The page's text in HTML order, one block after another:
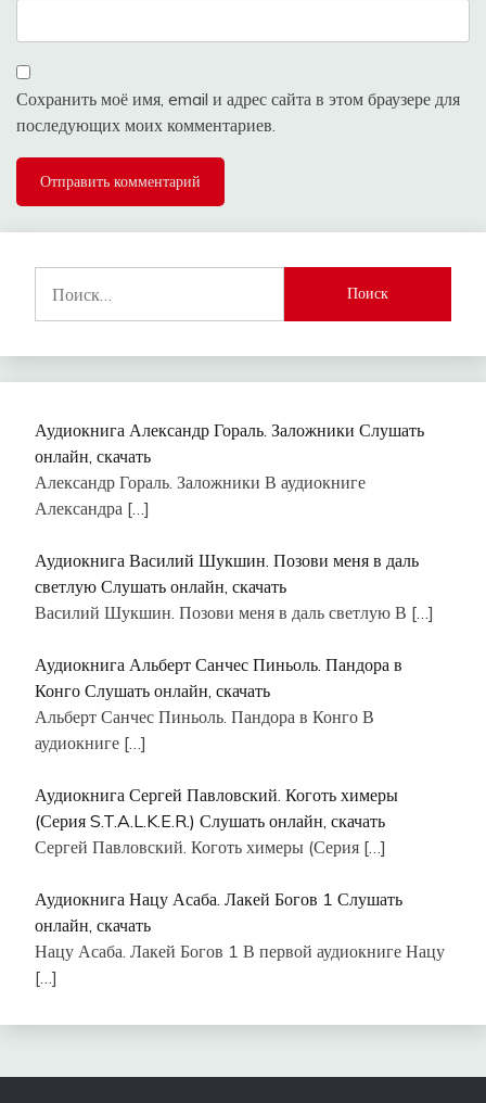
Сохранить моё имя, email и адрес сайта в этом браузере для
последующих моих комментариев.
Аудиокнига Александр Гораль. Заложники Слушать
онлайн, скачать
Александр Гораль. Заложники В аудиокниге
Александра […]
Аудиокнига Василий Шукшин. Позови меня в даль
светлую Слушать онлайн, скачать
Василий Шукшин. Позови меня в даль светлую В […]
Аудиокнига Альберт Санчес Пиньоль. Пандора в
Конго Слушать онлайн, скачать
Альберт Санчес Пиньоль. Пандора в Конго В
аудиокниге […]
Аудиокнига Сергей Павловский. Коготь химеры
(Серия S.T.A.L.K.E.R.) Слушать онлайн, скачать
Сергей Павловский. Коготь химеры (Серия […]
Аудиокнига Нацу Асаба. Лакей Богов 1 Слушать
онлайн, скачать
Нацу Асаба. Лакей Богов 1 В первой аудиокниге Нацу
[…]